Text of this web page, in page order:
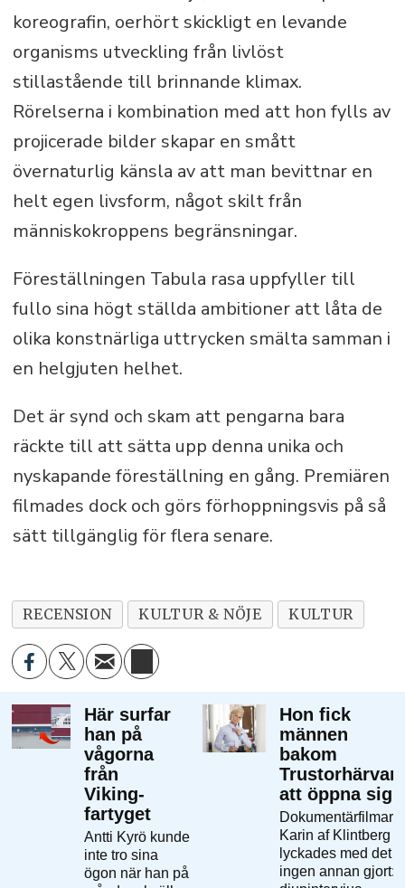
koreografin, oerhört skickligt en levande
organisms utveckling från livlöst
stillastående till brinnande klimax.
Rörelserna i kombination med att hon fylls av
projicerade bilder skapar en smått
övernaturlig känsla av att man bevittnar en
helt egen livsform, något skilt från
människokroppens begränsningar.
Föreställningen Tabula rasa uppfyller till
fullo sina högt ställda ambitioner att låta de
olika konstnärliga uttrycken smälta samman i
en helgjuten helhet.
Det är synd och skam att pengarna bara
räckte till att sätta upp denna unika och
nyskapande föreställning en gång. Premiären
filmades dock och görs förhoppningsvis på så
sätt tillgänglig för flera senare.
RECENSION KULTUR & NÖJE KULTUR